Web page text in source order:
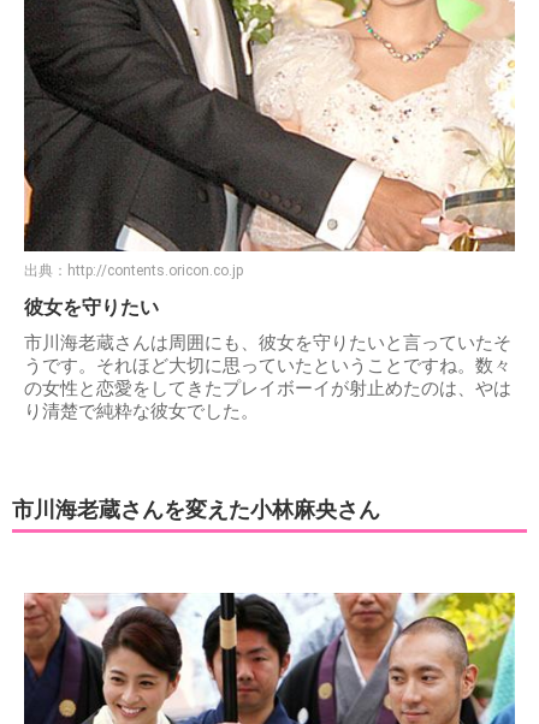
出典： http://contents.oricon.co.jp
彼女を守りたい
市川海老蔵さんは周囲にも、彼女を守りたいと言っていたそ
うです。それほど大切に思っていたということですね。数々
の女性と恋愛をしてきたプレイボーイが射止めたのは、やは
り清楚で純粋な彼女でした。
市川海老蔵さんを変えた小林麻央さん